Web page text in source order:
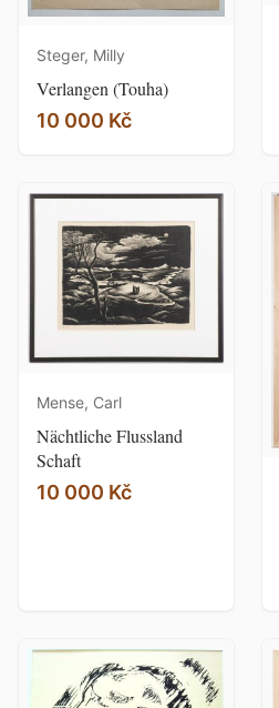
Steger, Milly
Verlangen (Touha)
10 000 Kč
Mense, Carl
Nächtliche Flussland
Schaft
10 000 Kč